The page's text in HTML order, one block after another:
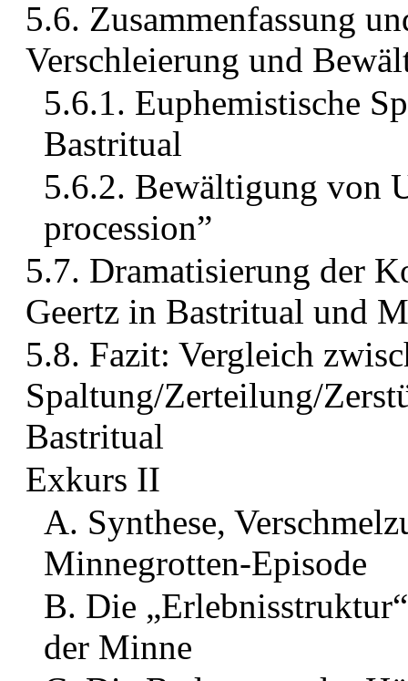
5.6. Zusammenfassung
Verschleierung und
5.6.1. Euphemistische
Bastritual
5.6.2. Bewältigung von
procession”
5.7. Dramatisierung der
Geertz in Bastritual und
5.8. Fazit: Vergleich
Spaltung/Zerteilung/
Bastritual
Exkurs II
A. Synthese,
Minnegrotten-Episode
B. Die
der Minne